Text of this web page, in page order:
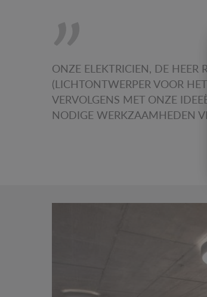
ONZE ELEKTRICIEN, DE
(LICHTONTWERPER VOOR
VERVOLGENS MET ONZE
NODIGE WERKZAAMHEDEN